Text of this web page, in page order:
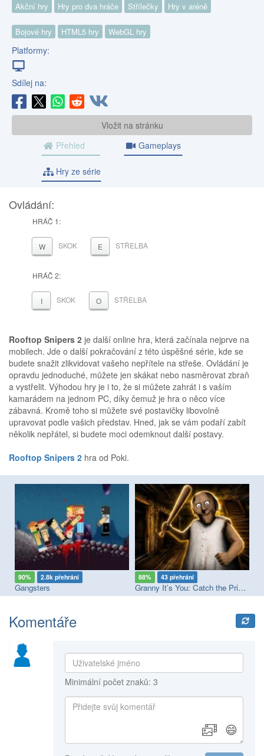
Akční hry Hry pro dva hráče Střílečky Hry v aréně
Bojové hry HTML5 hry WebGL hry
Platformy:
Sdílej na:
Vložit na stránku
Přehled
Gameplays
Hry ze série
Ovládání:
HRÁČ 1:
W SKOK E STŘELBA
HRÁČ 2:
I SKOK O STŘELBA
Rooftop Snipers 2 je další online hra, která začínala nejprve na
mobilech. Jde o další pokračování z této úspěšné série, kde se
budete snažit zlikvidovat vašeho nepřítele na střeše. Ovládání je
opravdu jednoduché, můžete jen skákat nebo nasměrovat zbraň
a vystřelit. Výhodou hry je i to, že si můžete zahrát i s vaším
kamarádem na jednom PC, díky čemuž je hra o něco více
zábavná. Kromě toho si můžete své postavičky libovolně
upravovat podle vašich představ. Hned, jak se vám podaří zabít
několik nepřátel, si budete moci odemknout další postavy.
Rooftop Snipers 2 hra od Poki.
90% 2.8k přehrání
Gangsters
88% 43 přehrání
Granny It’s You: Catch the Prisoner
Komentáře
Minimální počet znaků: 3
😄